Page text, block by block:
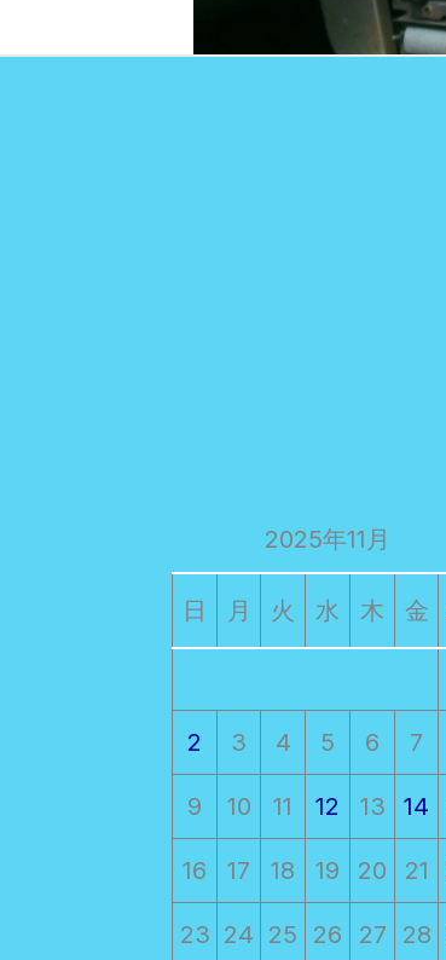
2025年11月
日 月 火 水 木 金
2 3 4 5 6 7
9 10 11 12 13 14
16 17 18 19 20 21
23 24 25 26 27 28